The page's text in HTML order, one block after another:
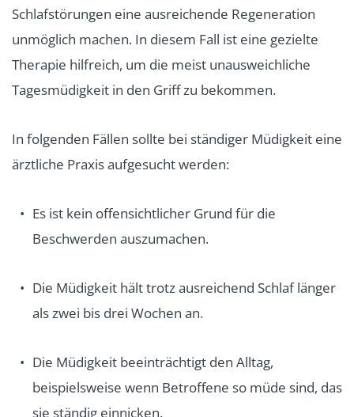
Schlafstörungen eine ausreichende Regeneration
unmöglich machen. In diesem Fall ist eine gezielte
Therapie hilfreich, um die meist unausweichliche
Tagesmüdigkeit in den Griff zu bekommen.
In folgenden Fällen sollte bei ständiger Müdigkeit eine
ärztliche Praxis aufgesucht werden:
Es ist kein offensichtlicher Grund für die
Beschwerden auszumachen.
Die Müdigkeit hält trotz ausreichend Schlaf länger
als zwei bis drei Wochen an.
Die Müdigkeit beeinträchtigt den Alltag,
beispielsweise wenn Betroffene so müde sind, das
sie ständig einnicken.